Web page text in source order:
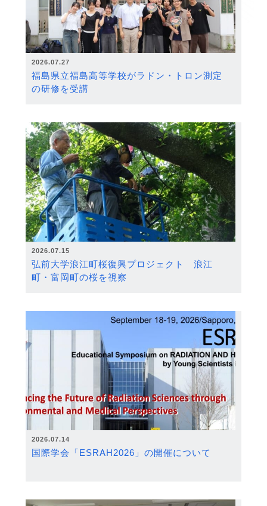
2026.07.27
福島県立福島高等学校がラドン・トロン測定
の研修を受講
2026.07.15
弘前大学浪江町桜復興プロジェクト 浪江
町・富岡町の桜を視察
2026.07.14
国際学会「ESRAH2026」の開催について